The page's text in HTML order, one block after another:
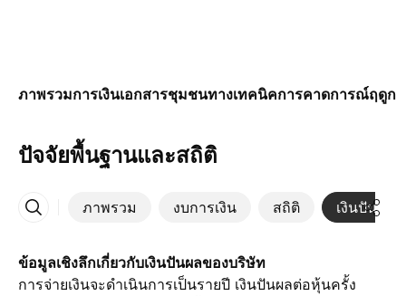
ภาพรวมการเงินเอกสารชุมชนทางเทคนิคการคาดการณ์ฤดูก
ปัจจัยพื้นฐานและสถิติ
ภาพรวม งบการเงิน สถิติ เงินปันผล
เพิ่มเติม
ข้อมูลเชิงลึกเกี่ยวกับเงินปันผลของบริษัท
การจ่ายเงินจะดำเนินการเป็นรายปี เงินปันผลต่อหุ้นครั้ง